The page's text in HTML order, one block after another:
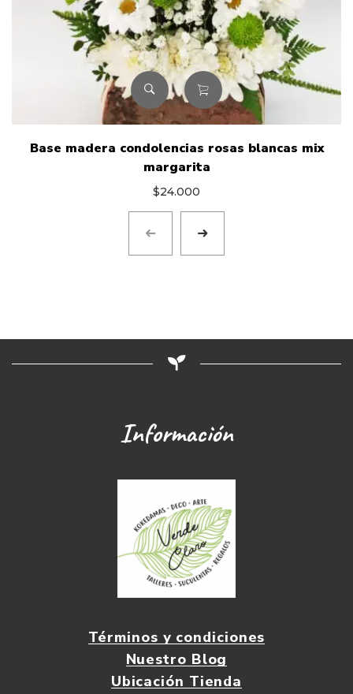
Base madera condolencias rosas blancas mix
margarita
$24.000
Información
Términos y condiciones
Nuestro Blog
Ubicación Tienda